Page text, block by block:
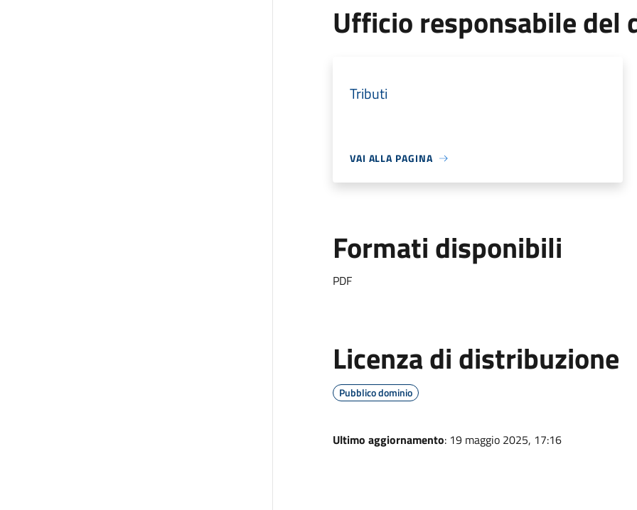
Ufficio responsabile del
Tributi
VAI ALLA PAGINA
Formati disponibili
PDF
Licenza di distribuzione
Pubblico dominio
Ultimo aggiornamento: 19 maggio 2025, 17:16